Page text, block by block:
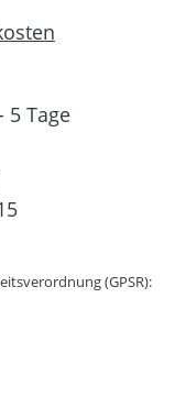
5 Tage
(GPSR):